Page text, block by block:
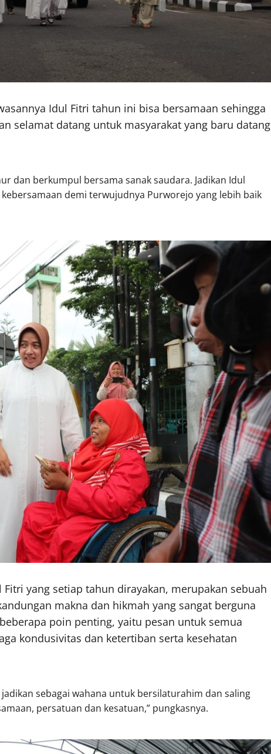
Idul Fitri tahun ini bisa bersamaan sehingga
selamat datang untuk masyarakat yang baru datang
dan berkumpul bersama sanak saudara. Jadikan Idul
demi terwujudnya Purworejo yang lebih baik
yang setiap tahun dirayakan, merupakan sebuah
makna dan hikmah yang sangat berguna
poin penting, yaitu pesan untuk semua
kondusivitas dan ketertiban serta kesehatan
sebagai wahana untuk bersilaturahim dan saling
persatuan dan kesatuan,” pungkasnya.